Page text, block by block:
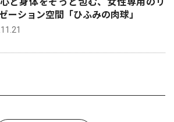
ーション空間「ひふみの肉球」